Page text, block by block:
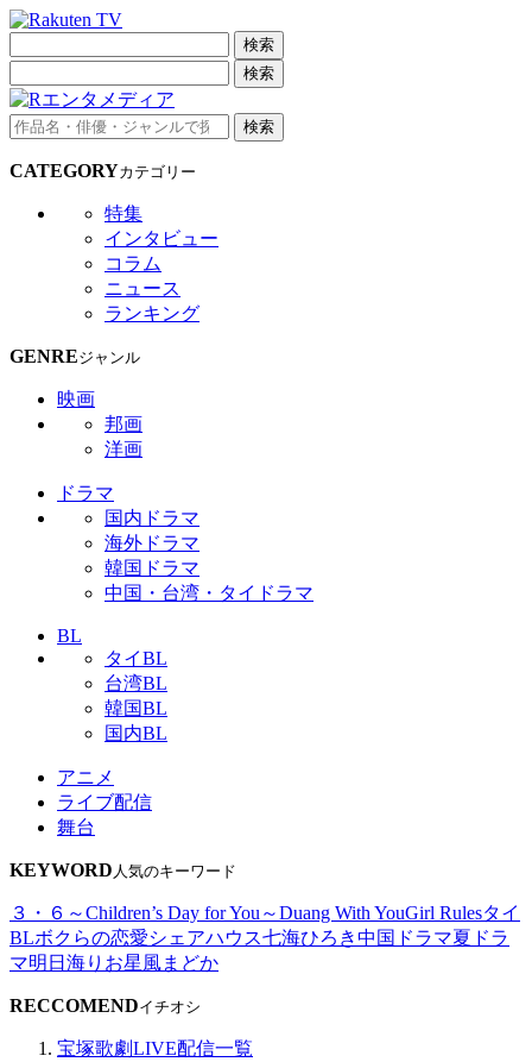
検索
検索
検索
CATEGORYカテゴリー
特集
インタビュー
コラム
ニュース
ランキング
GENREジャンル
映画
邦画
洋画
ドラマ
国内ドラマ
海外ドラマ
韓国ドラマ
中国・台湾・タイドラマ
BL
タイBL
台湾BL
韓国BL
国内BL
アニメ
ライブ配信
舞台
KEYWORD 人気のキーワード
３・６～Children’s Day for You～Duang With YouGirl Rulesタイ
BLボクらの恋愛シェアハウス七海ひろき中国ドラマ夏ドラ
マ明日海りお星風まどか
RECCOMENDイチオシ
宝塚歌劇LIVE配信一覧